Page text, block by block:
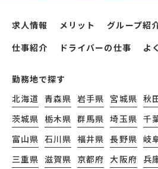
求人情報 メリット グループ紹
仕事紹介
ドライバーの仕事 よ
勤務地で探す
北海道 青森県 岩手県 宮城県 秋
茨城県 栃木県 群馬県 埼玉県 千
富山県 石川県 福井県 長野県 岐
三重県 滋賀県 京都府 大阪府 兵